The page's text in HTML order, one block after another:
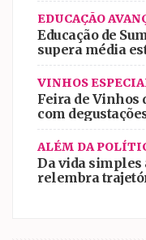
EDUCAÇÃO
Educação de
supera média
VINHOS
Feira de Vinhos
com
ALÉM DA
Da vida simples
relembra